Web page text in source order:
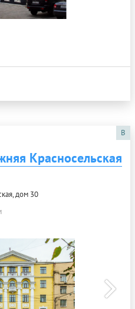
B
Красносельская
дом 30